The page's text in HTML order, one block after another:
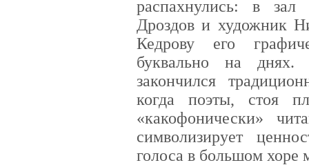
распахнулись: в
Дроздов и художник
Кедрову его
буквально на
закончился
когда поэты, стоя
«какофонически»
символизирует
голоса в большом хоре